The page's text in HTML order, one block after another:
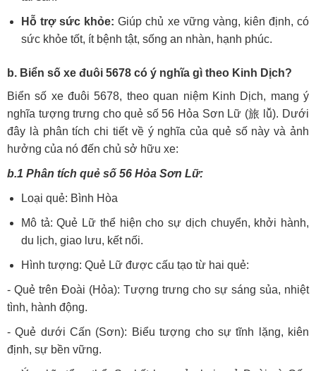
Hỗ trợ sức khỏe:Giúp chủ xe vững vàng, kiên định, có
sức khỏe tốt, ít bệnh tật, sống an nhàn, hạnh phúc.
b. Biển số xe đuôi 5678 có ý nghĩa gì theo Kinh Dịch?
Biển số xe đuôi 5678, theo quan niệm Kinh Dịch, mang ý
nghĩa tượng trưng cho quẻ số 56 Hỏa Sơn Lữ (旅 lǚ). Dưới
đây là phân tích chi tiết về ý nghĩa của quẻ số này và ảnh
hưởng của nó đến chủ sở hữu xe:
b.1 Phân tích quẻ số 56 Hỏa Sơn Lữ:
Loại quẻ: Bình Hòa
Mô tả: Quẻ Lữ thể hiện cho sự dịch chuyển, khởi hành,
du lịch, giao lưu, kết nối.
Hình tượng: Quẻ Lữ được cấu tạo từ hai quẻ:
- Quẻ trên Đoài (Hỏa): Tượng trưng cho sự sáng sủa, nhiệt
tình, hành động.
- Quẻ dưới Cấn (Sơn): Biểu tượng cho sự tĩnh lặng, kiên
định, sự bền vững.